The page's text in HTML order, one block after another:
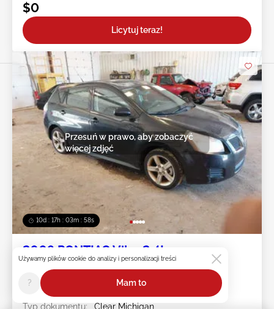
$0
Licytuj teraz!
10d : 17h : 03m : 55s
Przesuń w prawo, aby zobaczyć
więcej zdjęć
2009 PONTIAC Vibe 2.4L
Nr pojazdu:
45******
Przebieg:
147,500 mile
Uszkodzenie:
NORMALNE UŻYTKOWANIE
Typ dokumentu:
Clear Michigan
Używamy plików cookie do analizy i personalizacji treści
? Mam to